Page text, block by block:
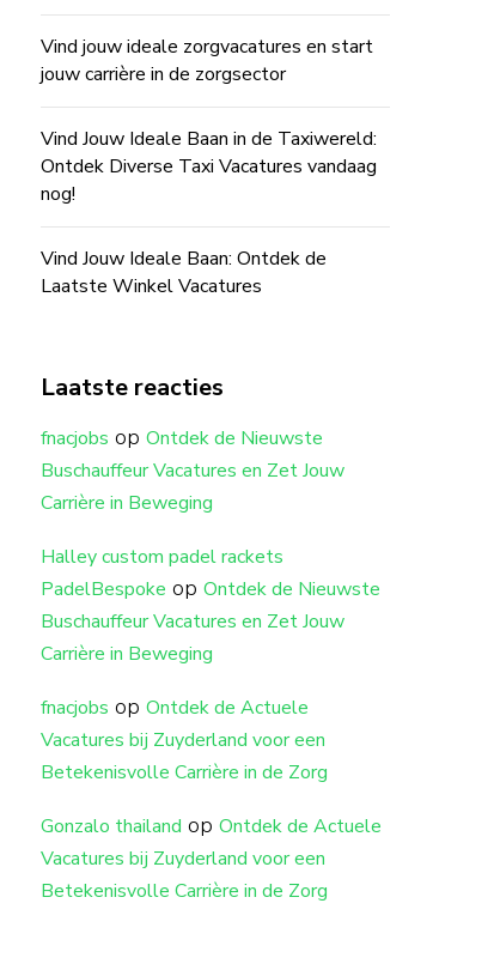
Ontsnap
Vind jouw ideale zorgvacatures en start
jouw carrière in de zorgsector
Vind Jouw Ideale Baan in de Taxiwereld:
Ontdek Diverse Taxi Vacatures vandaag
nog!
Vind Jouw Ideale Baan: Ontdek de
Laatste Winkel Vacatures
Laatste reacties
fnacjobs op Ontdek de Nieuwste
Buschauffeur Vacatures en Zet Jouw
Carrière in Beweging
Halley custom padel rackets
PadelBespoke op Ontdek de Nieuwste
Buschauffeur Vacatures en Zet Jouw
Carrière in Beweging
fnacjobs op Ontdek de Actuele
Vacatures bij Zuyderland voor een
Betekenisvolle Carrière in de Zorg
Gonzalo thailand op Ontdek de Actuele
Vacatures bij Zuyderland voor een
Betekenisvolle Carrière in de Zorg